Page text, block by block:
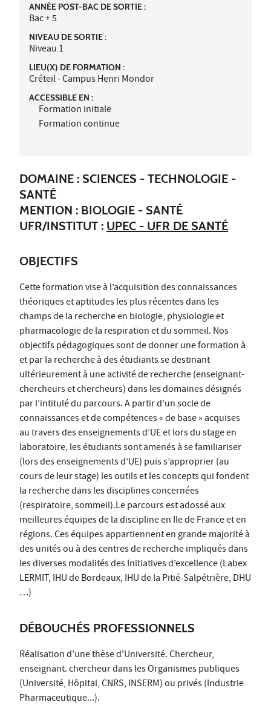
ANNÉE POST-BAC DE SORTIE :
Bac + 5
NIVEAU DE SORTIE :
Niveau 1
LIEU(X) DE FORMATION :
Créteil - Campus Henri Mondor
ACCESSIBLE EN :
Formation initiale
Formation continue
DOMAINE : SCIENCES - TECHNOLOGIE -
SANTÉ
MENTION : BIOLOGIE - SANTÉ
UFR/INSTITUT : UPEC - UFR DE SANTÉ
OBJECTIFS
Cette formation vise à l’acquisition des connaissances
théoriques et aptitudes les plus récentes dans les
champs de la recherche en biologie, physiologie et
pharmacologie de la respiration et du sommeil. Nos
objectifs pédagogiques sont de donner une formation à
et par la recherche à des étudiants se destinant
ultérieurement à une activité de recherche (enseignant-
chercheurs et chercheurs) dans les domaines désignés
par l’intitulé du parcours. A partir d’un socle de
connaissances et de compétences « de base » acquises
au travers des enseignements d’UE et lors du stage en
laboratoire, les étudiants sont amenés à se familiariser
(lors des enseignements d’UE) puis s’approprier (au
cours de leur stage) les outils et les concepts qui fondent
la recherche dans les disciplines concernées
(respiratoire, sommeil).Le parcours est adossé aux
meilleures équipes de la discipline en Ile de France et en
régions. Ces équipes appartiennent en grande majorité à
des unités ou à des centres de recherche impliqués dans
les diverses modalités des Initiatives d’excellence (Labex
LERMIT, IHU de Bordeaux, IHU de la Pitié-Salpétrière, DHU
…)
DÉBOUCHÉS PROFESSIONNELS
Réalisation d'une thèse d'Université. Chercheur,
enseignant. chercheur dans les Organismes publiques
(Université, Hôpital, CNRS, INSERM) ou privés (Industrie
Pharmaceutique...).